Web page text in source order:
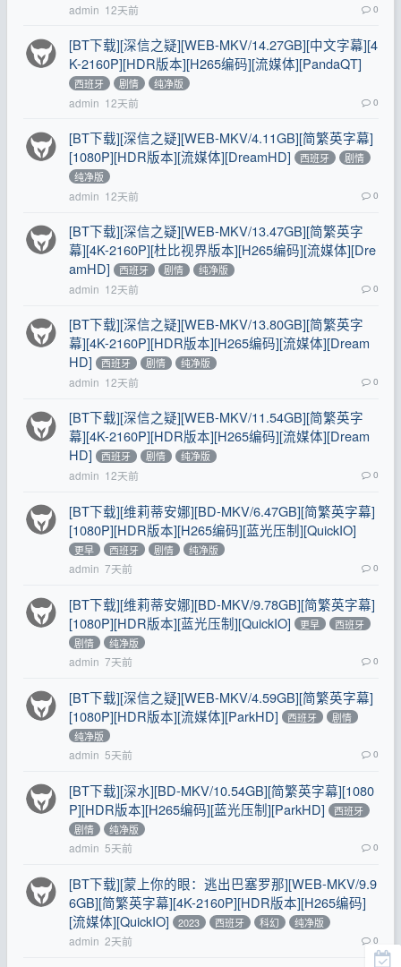
admin 12天前 0
[BT下载][深信之疑][WEB-MKV/14.27GB][中文字幕][4
K-2160P][HDR版本][H265编码][流媒体][PandaQT]
西班牙 剧情 纯净版
admin 12天前 0
[BT下载][深信之疑][WEB-MKV/4.11GB][简繁英字幕]
[1080P][HDR版本][流媒体][DreamHD]
西班牙
剧情
纯净版
admin 12天前 0
[BT下载][深信之疑][WEB-MKV/13.47GB][简繁英字
幕][4K-2160P][杜比视界版本][H265编码][流媒体][Dre
amHD]
西班牙 剧情 纯净版
admin 12天前 0
[BT下载][深信之疑][WEB-MKV/13.80GB][简繁英字
幕][4K-2160P][HDR版本][H265编码][流媒体][Dream
HD]
西班牙 剧情 纯净版
admin 12天前 0
[BT下载][深信之疑][WEB-MKV/11.54GB][简繁英字
幕][4K-2160P][HDR版本][H265编码][流媒体][Dream
HD]
西班牙 剧情 纯净版
admin 12天前 0
[BT下载][维莉蒂安娜][BD-MKV/6.47GB][简繁英字幕]
[1080P][HDR版本][H265编码][蓝光压制][QuickIO]
更早 西班牙 剧情 纯净版
admin 7天前 0
[BT下载][维莉蒂安娜][BD-MKV/9.78GB][简繁英字幕]
[1080P][HDR版本][蓝光压制][QuickIO]
更早
西班牙
剧情
纯净版
admin 7天前 0
[BT下载][深信之疑][WEB-MKV/4.59GB][简繁英字幕]
[1080P][HDR版本][流媒体][ParkHD]
西班牙
剧情
纯净版
admin 5天前 0
[BT下载][深水][BD-MKV/10.54GB][简繁英字幕][1080
P][HDR版本][H265编码][蓝光压制][ParkHD]
西班牙
剧情
纯净版
admin 5天前 0
[BT下载][蒙上你的眼：逃出巴塞罗那][WEB-MKV/9.9
6GB][简繁英字幕][4K-2160P][HDR版本][H265编码]
[流媒体][QuickIO]
2023 西班牙 科幻 纯净版
admin 2天前 0